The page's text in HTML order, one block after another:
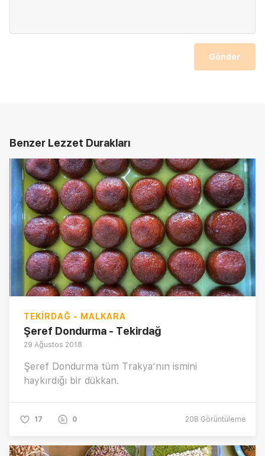
Gönder
Benzer Lezzet Durakları
TEKIRDAĞ - MALKARA
Şeref Dondurma - Tekirdağ
29 Ağustos 2018
Şeref Dondurma tüm Trakya’nın ismini
haykırdığı bir dükkan.
17 0 20B Görüntüleme